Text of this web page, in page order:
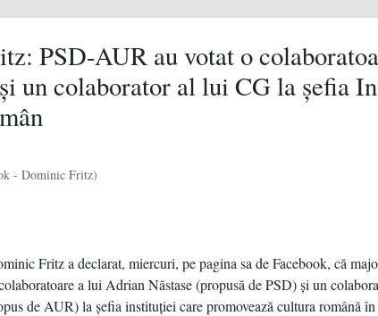
PSD-AUR au votat o
un colaborator al lui CG la şefia
- Dominic Fritz)
Fritz a declarat, miercuri, pe pagina sa de Facebook, că
a lui Adrian Năstase (propusă de PSD) şi un
de AUR) la şefia instituţiei care promovează cultura română în